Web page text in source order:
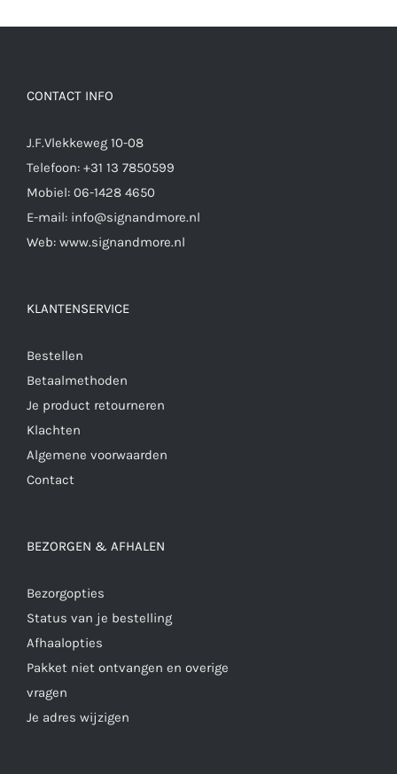
CONTACT INFO
J.F.Vlekkeweg 10-08
Telefoon: +31 13 7850599
Mobiel: 06-1428 4650
E-mail: info@signandmore.nl
Web: www.signandmore.nl
KLANTENSERVICE
Bestellen
Betaalmethoden
Je product retourneren
Klachten
Algemene voorwaarden
Contact
BEZORGEN & AFHALEN
Bezorgopties
Status van je bestelling
Afhaalopties
Pakket niet ontvangen en overige
vragen
Je adres wijzigen